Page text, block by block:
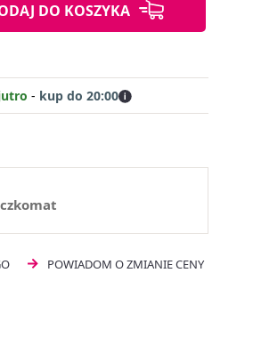
DO KOSZYKA
- kup do 20:00
POWIADOM O ZMIANIE CENY